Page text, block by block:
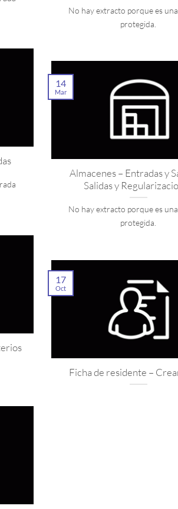
No hay extracto porque es
protegida.
Almacenes – Entradas y
Salidas y
No hay extracto porque es
protegida.
14
Mar
Ficha de residente –
17
Oct